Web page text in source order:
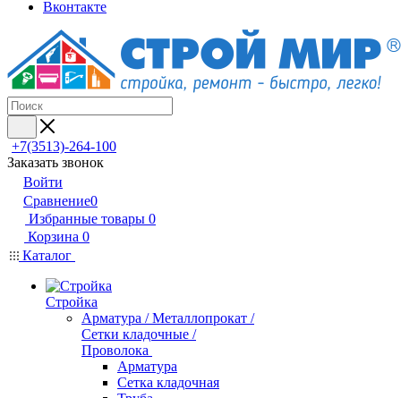
Вконтакте
+7(3513)-264-100
Заказать звонок
Войти
Сравнение0
Избранные товары 0
Корзина 0
Каталог
Стройка
Арматура / Металлопрокат /
Сетки кладочные /
Проволока
Арматура
Сетка кладочная